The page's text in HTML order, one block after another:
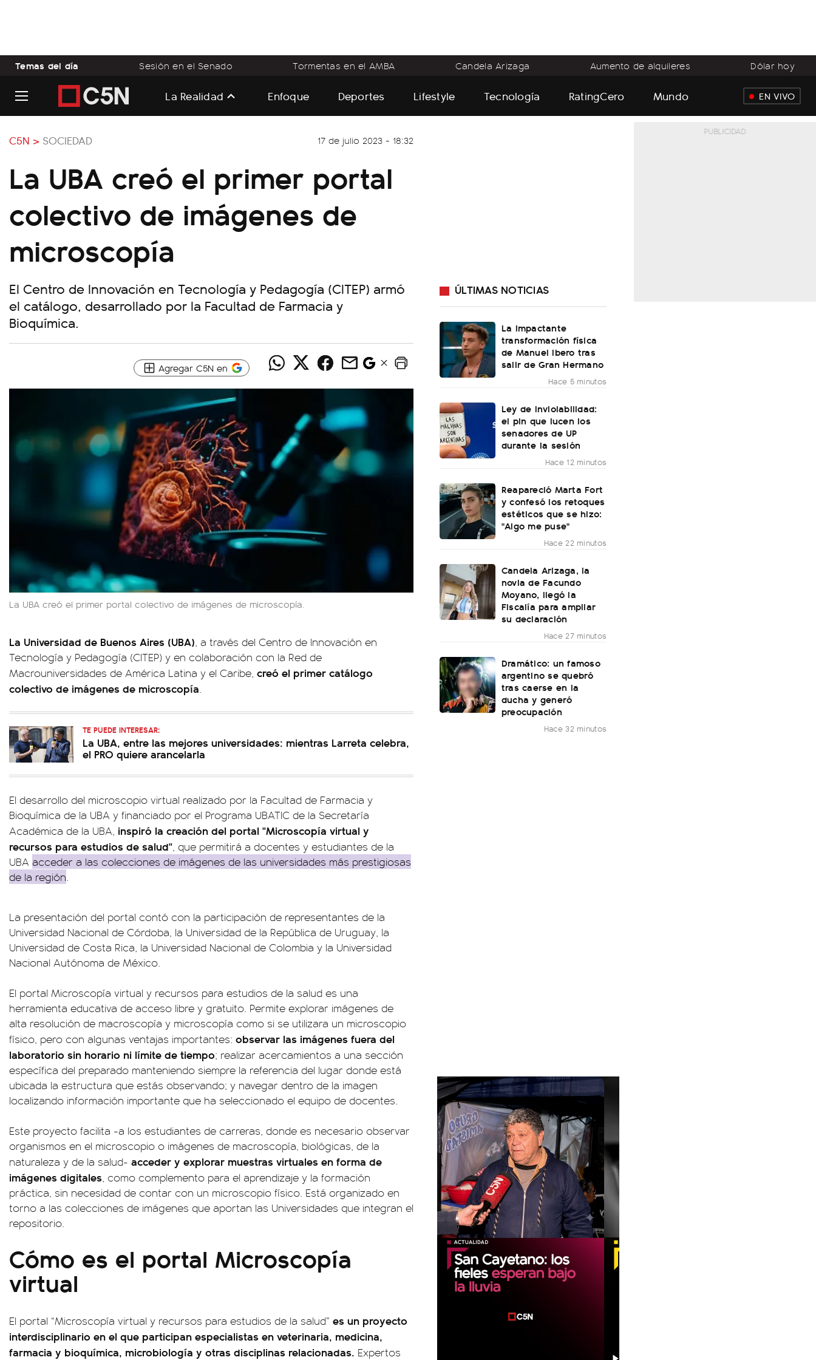
Temas del día Sesión en el Senado Tormentas en el AMBA Candela Arizaga Aumento de alquileres Dólar hoy
La Realidad Enfoque Deportes Lifestyle Tecnología RatingCero Mundo EN VIVO
C5N > SOCIEDAD 17 de julio 2023 - 18:32
La UBA creó el primer portal
colectivo de imágenes de
microscopía
El Centro de Innovación en Tecnología y Pedagogía (CITEP) armó
el catálogo, desarrollado por la Facultad de Farmacia y
Bioquímica.
Agregar C5N en
La UBA creó el primer portal colectivo de imágenes de microscopía.
La Universidad de Buenos Aires (UBA), a través del Centro de Innovación en
Tecnología y Pedagogía (CITEP) y en colaboración con la Red de
Macrouniversidades de América Latina y el Caribe, creó el primer catálogo
colectivo de imágenes de microscopía.
TE PUEDE INTERESAR:
La UBA, entre las mejores universidades: mientras Larreta celebra,
el PRO quiere arancelarla
El desarrollo del microscopio virtual realizado por la Facultad de Farmacia y
Bioquímica de la UBA y financiado por el Programa UBATIC de la Secretaría
Académica de la UBA, inspiró la creación del portal "Microscopía virtual y
recursos para estudios de salud", que permitirá a docentes y estudiantes de la
UBA acceder a las colecciones de imágenes de las universidades más prestigiosas
de la región.
La presentación del portal contó con la participación de representantes de la
Universidad Nacional de Córdoba, la Universidad de la República de Uruguay, la
Universidad de Costa Rica, la Universidad Nacional de Colombia y la Universidad
Nacional Autónoma de México.
El portal Microscopía virtual y recursos para estudios de la salud es una
herramienta educativa de acceso libre y gratuito. Permite explorar imágenes de
alta resolución de macroscopía y microscopía como si se utilizara un microscopio
físico, pero con algunas ventajas importantes: observar las imágenes fuera del
laboratorio sin horario ni límite de tiempo; realizar acercamientos a una sección
específica del preparado manteniendo siempre la referencia del lugar donde está
ubicada la estructura que estás observando; y navegar dentro de la imagen
localizando información importante que ha seleccionado el equipo de docentes.
Este proyecto facilita -a los estudiantes de carreras, donde es necesario observar
organismos en el microscopio o imágenes de macroscopía, biológicas, de la
naturaleza y de la salud- acceder y explorar muestras virtuales en forma de
imágenes digitales, como complemento para el aprendizaje y la formación
práctica, sin necesidad de contar con un microscopio físico. Está organizado en
torno a las colecciones de imágenes que aportan las Universidades que integran el
repositorio.
Cómo es el portal Microscopía
virtual
El portal “Microscopía virtual y recursos para estudios de la salud” es un proyecto
interdisciplinario en el que participan especialistas en veterinaria, medicina,
farmacia y bioquímica, microbiología y otras disciplinas relacionadas. Expertos
ÚLTIMAS NOTICIAS
La impactante
transformación física
de Manuel Ibero tras
salir de Gran Hermano
Hace 5 minutos
Ley de Inviolabilidad:
el pin que lucen los
senadores de UP
durante la sesión
Hace 12 minutos
Reapareció Marta Fort
y confesó los retoques
estéticos que se hizo:
"Algo me puse"
Hace 22 minutos
Candela Arizaga, la
novia de Facundo
Moyano, llegó la
Fiscalía para ampliar
su declaración
Hace 27 minutos
Dramático: un famoso
argentino se quebró
tras caerse en la
ducha y generó
preocupación
Hace 32 minutos